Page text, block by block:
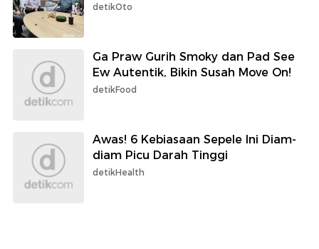
detikOto
Ga Praw Gurih Smoky dan Pad See
Ew Autentik, Bikin Susah Move On!
detikFood
Awas! 6 Kebiasaan Sepele Ini Diam-
diam Picu Darah Tinggi
detikHealth